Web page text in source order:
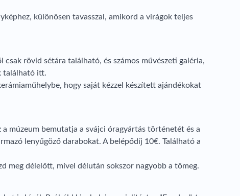
különösen tavasszal, amikord a virágok teljes
csak rövid sétára található, és számos művészeti galéria,
található itt.
hogy saját kézzel készített ajándékokat
a múzeum bemutatja a svájci óragyártás történetét és a
lenyűgöző darabokat. A belépődíj 10€. Található a
meg délelőtt, mivel délután sokszor nagyobb a tömeg.